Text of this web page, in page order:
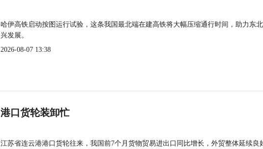
哈伊高铁启动按图运行试验，这条我国最北端在建高铁将大幅压缩通行时间，助力东
兴发展。
2026-08-07 13:38
港口货轮装卸忙
江苏省连云港港口货轮往来，我国前7个月货物贸易进出口同比增长，外贸整体延续良